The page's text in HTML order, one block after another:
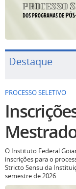
Destaque
PROCESSO SELETIVO
O Instituto Federal
inscrições para o
Stricto Sensu da
semestre de 2026.